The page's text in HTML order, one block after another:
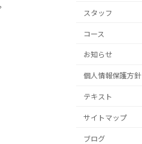
スタッフ
コース
お知らせ
個人情報保護方針
テキスト
サイトマップ
ブログ